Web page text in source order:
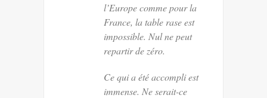
l’Europe comme pour la
France, la table rase est
impossible. Nul ne peut
repartir de zéro.
Ce qui a été accompli est
immense. Ne serait-ce